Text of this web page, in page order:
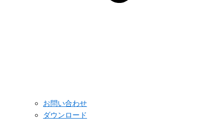
お問い合わせ
ダウンロード